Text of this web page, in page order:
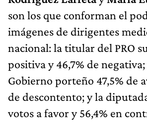
son los que conforman el
imágenes de dirigentes
nacional: la titular del PRO
positiva y 46,7% de negativa;
Gobierno porteño 47,5% de
de descontento; y la
votos a favor y 56,4% en